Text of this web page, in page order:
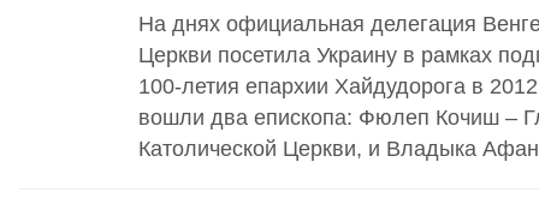
На днях официальная делегация
Церкви посетила Украину в рамках
100-летия епархии Хайдудорога в
вошли два епископа: Фюлеп Кочиш –
Католической Церкви, и Владыка